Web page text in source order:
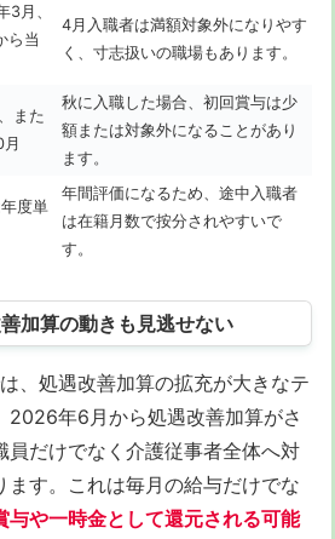
3月、
ら当
4月入職者は満額対象外になりやす
く、寸志扱いの職場もあります。
また
秋に入職した場合、初回賞与は少
額または対象外になることがあり
ます。
度単
年間評価になるため、途中入職者
は在籍月数で按分されやすいで
す。
加算の動きも見逃せない
、処遇改善加算の拡充が大きなテ
2026年6月から処遇改善加算がさ
員だけでなく介護従事者全体へ対
ます。これは毎月の給与だけでな
与や一時金として還元される可能